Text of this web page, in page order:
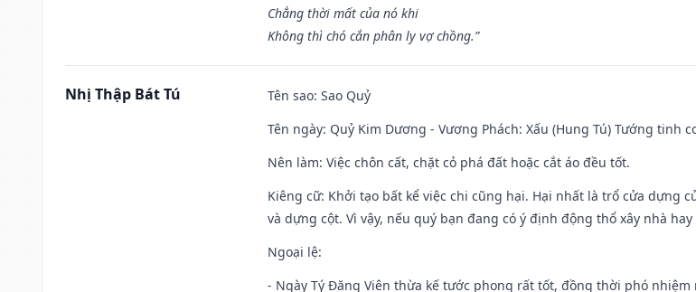
Chẳng thời mất của nó khi
Không thì chó cắn phân ly vợ chồng.”
Nhị Thập Bát Tú Tên sao: Sao Quỷ
Tên ngày: Quỷ Kim Dương - Vương Phách: Xấu (Hung Tú) Tướng tinh
Nên làm: Việc chôn cất, chặt cỏ phá đất hoặc cắt áo đều tốt.
Kiêng cữ: Khởi tạo bất kể việc chi cũng hại. Hại nhất là trổ cửa dựng
và dựng cột. Vì vậy, nếu quý bạn đang có ý định động thổ xây nhà
Ngoại lệ:
- Ngày Tý Đăng Viên thừa kế tước phong rất tốt, đồng thời phó nhiệm